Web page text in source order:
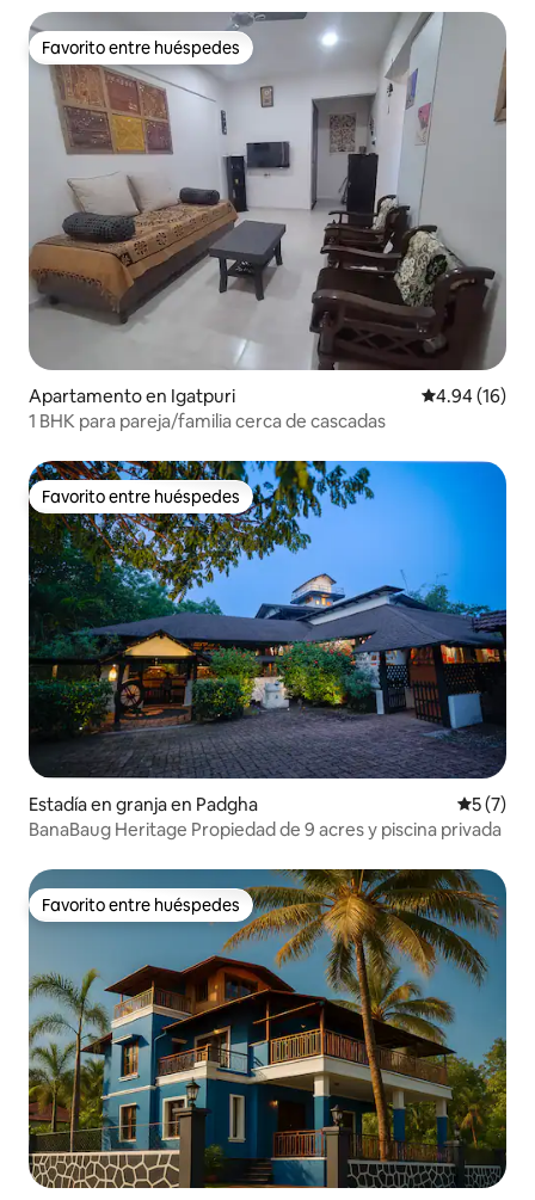
Favorito entre huéspedes
Favorito entre huéspedes
Apartamento en Igatpuri Calificación
4.94 (16)
1 BHK para pareja/familia cerca de cascadas
Favorito entre huéspedes
Favorito entre huéspedes
Estadía en granja en Padgha
5 (7)
BanaBaug Heritage Propiedad de 9 acres y piscina privada
Favorito entre huéspedes
Favorito entre huéspedes